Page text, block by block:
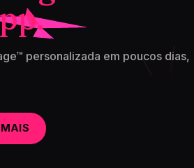
personalizada em poucos dias,
MAIS